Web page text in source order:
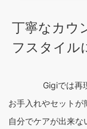
丁寧なカウ
フスタイル
Gigiでは再
お手入れやセットが
自分でケアが出来